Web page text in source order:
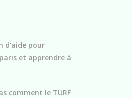
d’aide pour
et apprendre à
comment le TURF